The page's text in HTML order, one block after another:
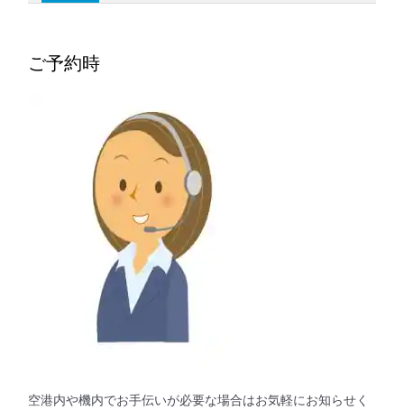
ご予約時
空港内や機内でお手伝いが必要な場合はお気軽にお知らせく